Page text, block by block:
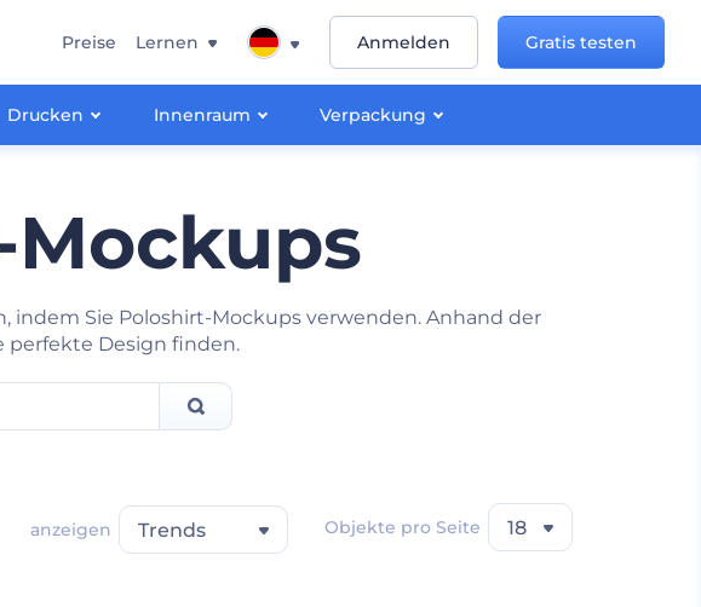
Drucken Innenraum Verpackung
Preise Lernen Anmelden Gratis testen
Sie Poloshirt-Mockups verwenden. Anhand der
perfekte Design finden.
anzeigen Trends Objekte pro Seite 18